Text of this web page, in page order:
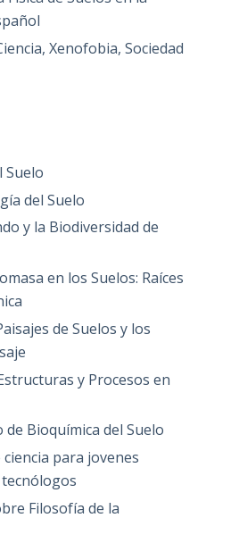
Xenofobia, Sociedad
Suelo
del Suelo
y la Biodiversidad de
en los Suelos: Raíces
de Suelos y los
y Procesos en
de Bioquímica del Suelo
para jovenes
Filosofía de la